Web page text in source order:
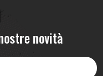
novità